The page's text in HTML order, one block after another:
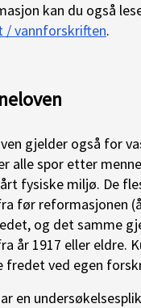
kan du også
/ vannforskriften.
gjelder også for
alle spor etter
fysiske miljø. De
før reformasjonen
og det samme
år 1917 eller eldre.
fredet ved egen
en